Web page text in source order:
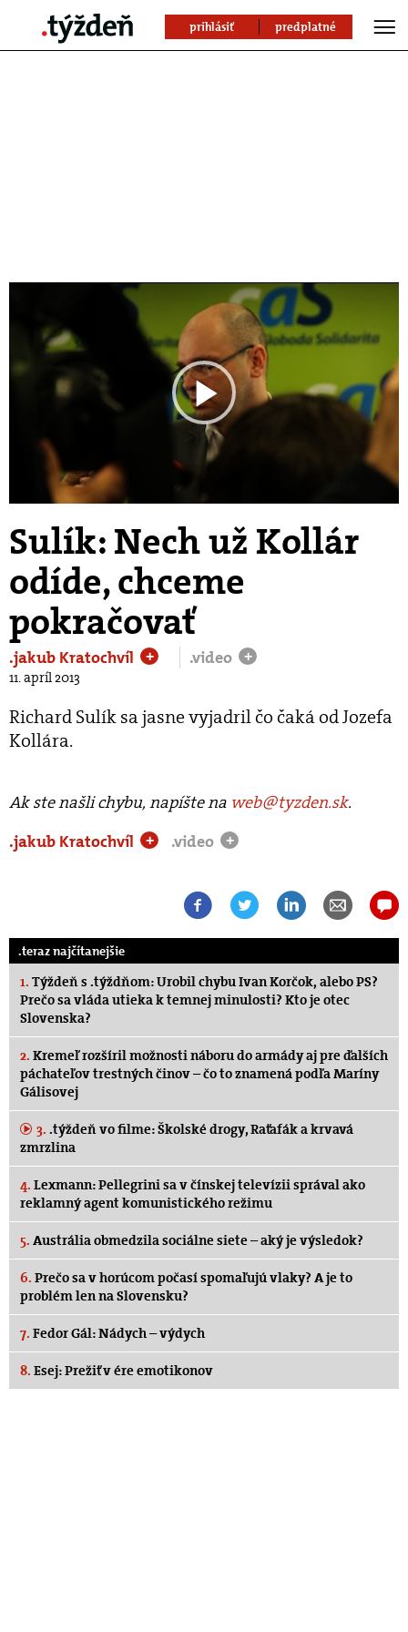
prihlásiť predplatné
Play
Video
Sulík: Nech už Kollár
odíde, chceme
pokračovať
.jakub Kratochvíl + .video +
11. apríl 2013
Richard Sulík sa jasne vyjadril čo čaká od Jozefa
Kollára.
Ak ste našli chybu, napíšte na web@tyzden.sk.
.jakub Kratochvíl
+ .video +
.teraz najčítanejšie
1. Týždeň s .týždňom: Urobil chybu Ivan Korčok, alebo PS?
Prečo sa vláda utieka k temnej minulosti? Kto je otec
Slovenska?
2. Kremeľ rozšíril možnosti náboru do armády aj pre ďalších
páchateľov trestných činov – čo to znamená podľa Maríny
Gálisovej
3. .týždeň vo filme: Školské drogy, Raťafák a krvavá
zmrzlina
4. Lexmann: Pellegrini sa v čínskej televízii správal ako
reklamný agent komunistického režimu
5. Austrália obmedzila sociálne siete – aký je výsledok?
6. Prečo sa v horúcom počasí spomaľujú vlaky? A je to
problém len na Slovensku?
7. Fedor Gál: Nádych – výdych
8. Esej: Prežiť v ére emotikonov